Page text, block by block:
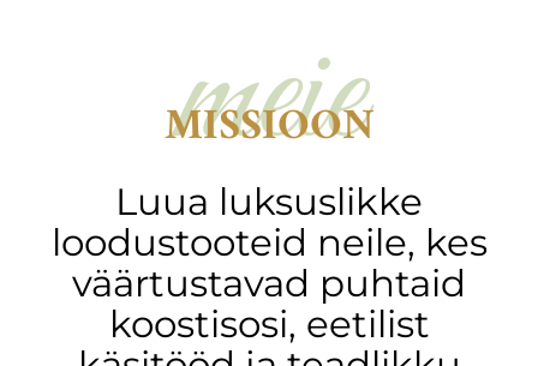
meie
MISSIOON
Luua luksuslikke
loodustooteid neile, kes
väärtustavad puhtaid
koostisosi, eetilist